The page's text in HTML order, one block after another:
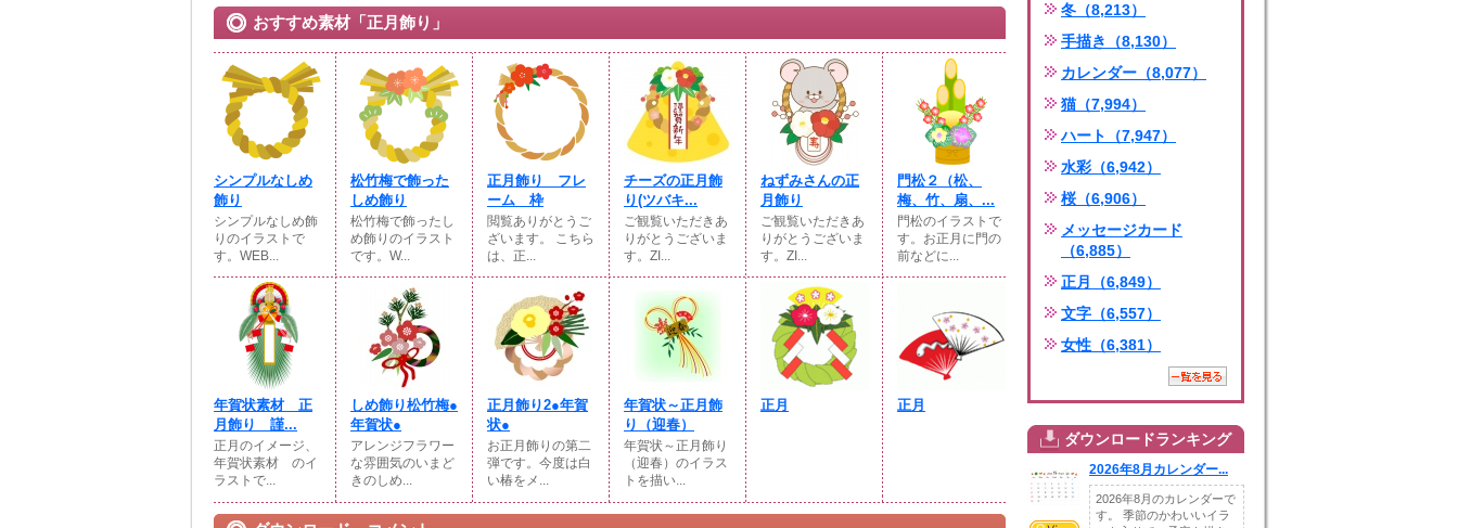
おすすめ素材「正月飾り」
シンプルなしめ
飾り
シンプルなしめ飾
りのイラストで
す。WEB...
松竹梅で飾った
しめ飾り
松竹梅で飾ったし
め飾りのイラスト
です。W...
正月飾り フレ
ーム 枠
閲覧ありがとうご
ざいます。 こちら
は、正...
チーズの正月飾
り(ツバキ...
ご観覧いただきあ
りがとうございま
す。ZI...
ねずみさんの正
月飾り
ご観覧いただきあ
りがとうございま
す。ZI...
門松２（松、
梅、竹、扇、...
門松のイラストで
す。お正月に門の
前などに...
年賀状素材 正
月飾り 謹...
正月のイメージ、
年賀状素材 のイ
ラストで...
しめ飾り松竹梅●
年賀状●
アレンジフラワー
な雰囲気のいまど
きのしめ...
正月飾り2●年賀
状●
お正月飾りの第二
弾です。今度は白
い椿をメ...
年賀状～正月飾
り（迎春）
年賀状～正月飾り
（迎春）のイラス
トを描い...
正月 正月
冬（8,213）
手描き（8,130）
カレンダー（8,077）
猫（7,994）
ハート（7,947）
水彩（6,942）
桜（6,906）
メッセージカード
（6,885）
正月（6,849）
文字（6,557）
女性（6,381）
ダウンロードランキング
2026年8月カレンダー...
2026年8月のカレンダーで
す。 季節のかわいいイラ